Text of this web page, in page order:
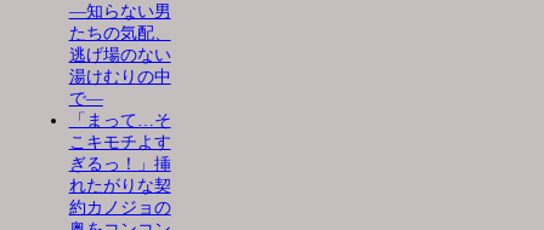
―知らない男
たちの気配、
逃げ場のない
湯けむりの中
で―
「まって…そ
こキモチよす
ぎるっ！」挿
れたがりな契
約カノジョの